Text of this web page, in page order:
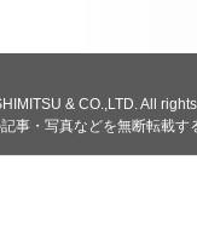
& CO.,LTD. All
事・写真などを無断転載す